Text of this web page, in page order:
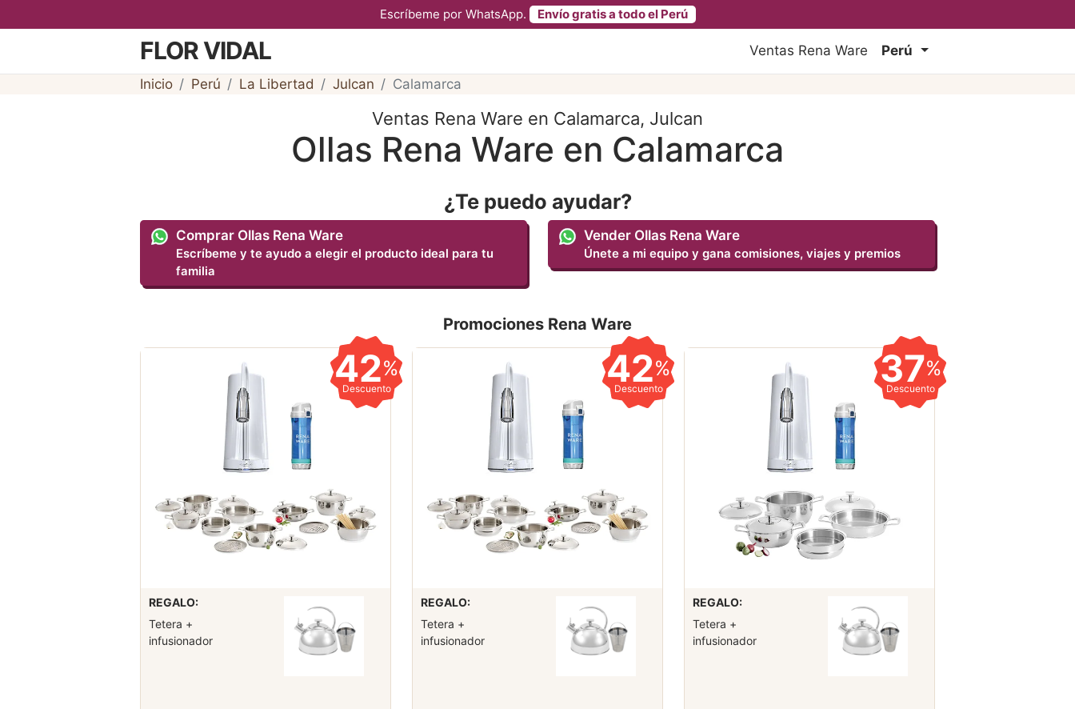
Escríbeme por WhatsApp. Envío gratis a todo el Perú
FLOR VIDAL Ventas Rena Ware Perú
Inicio Perú La Libertad Julcan Calamarca
Ventas Rena Ware en Calamarca, Julcan
Ollas Rena Ware en Calamarca
¿Te puedo ayudar?
Comprar Ollas Rena Ware
Escríbeme y te ayudo a elegir el producto ideal para tu
familia
Vender Ollas Rena Ware
Únete a mi equipo y gana comisiones, viajes y premios
Promociones Rena Ware
42%
Descuento
REGALO:
Tetera +
infusionador
42%
Descuento
REGALO:
Tetera +
infusionador
37%
Descuento
REGALO:
Tetera +
infusionador